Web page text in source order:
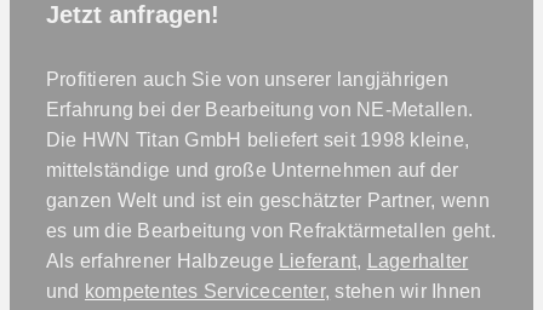
Jetzt anfragen!
Profitieren auch Sie von unserer langjährigen
Erfahrung bei der Bearbeitung von NE-Metallen.
Die HWN Titan GmbH beliefert seit 1998 kleine,
mittelständige und große Unternehmen auf der
ganzen Welt und ist ein geschätzter Partner, wenn
es um die Bearbeitung von Refraktärmetallen geht.
Als erfahrener Halbzeuge
Lieferant,
Lagerhalter
und kompetentes Servicecenter, stehen wir Ihnen